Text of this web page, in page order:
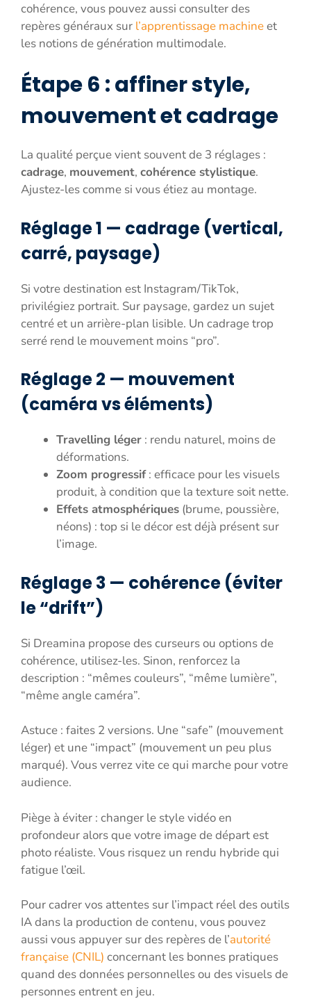
cohérence, vous pouvez aussi consulter des
repères généraux sur l’apprentissage machineet
les notions de génération multimodale.
Étape 6 : affiner style,
mouvement et cadrage
La qualité perçue vient souvent de 3 réglages :
cadrage, mouvement, cohérence stylistique.
Ajustez-les comme si vous étiez au montage.
Réglage 1 — cadrage (vertical,
carré, paysage)
Si votre destination est Instagram/TikTok,
privilégiez portrait. Sur paysage, gardez un sujet
centré et un arrière-plan lisible. Un cadrage trop
serré rend le mouvement moins “pro”.
Réglage 2 — mouvement
(caméra vs éléments)
Travelling léger : rendu naturel, moins de
déformations.
Zoom progressif: efficace pour les visuels
produit, à condition que la texture soit nette.
Effets atmosphériques (brume, poussière,
néons) : top si le décor est déjà présent sur
l’image.
Réglage 3 — cohérence (éviter
le “drift”)
Si Dreamina propose des curseurs ou options de
cohérence, utilisez-les. Sinon, renforcez la
description : “mêmes couleurs”, “même lumière”,
“même angle caméra”.
Astuce : faites 2 versions. Une “safe” (mouvement
léger) et une “impact” (mouvement un peu plus
marqué). Vous verrez vite ce qui marche pour votre
audience.
Piège à éviter : changer le style vidéo en
profondeur alors que votre image de départ est
photo réaliste. Vous risquez un rendu hybride qui
fatigue l’œil.
Pour cadrer vos attentes sur l’impact réel des outils
IA dans la production de contenu, vous pouvez
aussi vous appuyer sur des repères de l’autorité
française (CNIL) concernant les bonnes pratiques
quand des données personnelles ou des visuels de
personnes entrent en jeu.